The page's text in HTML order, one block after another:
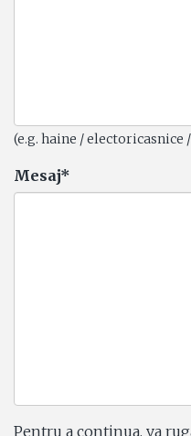
(e.g. haine / electoricasnice
Mesaj*
Pentru a continua, va